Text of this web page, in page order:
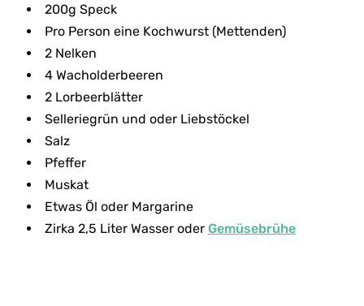
200g Speck
Pro Person eine Kochwurst (Mettenden)
2 Nelken
4 Wacholderbeeren
2 Lorbeerblätter
Selleriegrün und oder Liebstöckel
Salz
Pfeffer
Muskat
Etwas Öl oder Margarine
Zirka 2,5 Liter Wasser oder Gemüsebrühe